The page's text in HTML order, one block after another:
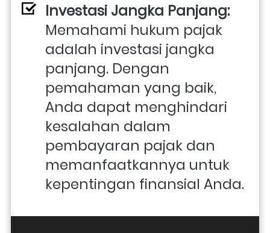
Investasi Jangka Panjang:
Memahami hukum pajak
adalah investasi jangka
panjang. Dengan
pemahaman yang baik,
Anda dapat menghindari
kesalahan dalam
pembayaran pajak dan
memanfaatkannya untuk
kepentingan finansial Anda.